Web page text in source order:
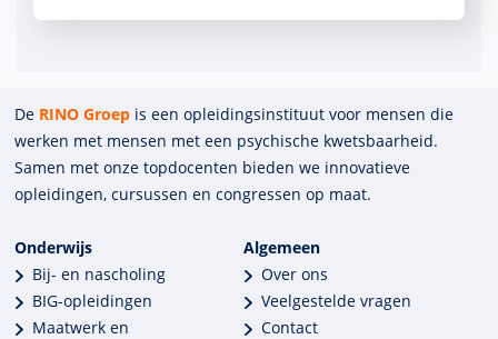
De RINO Groep is een opleidings­insti­tuut voor mensen die
werken met mensen met een psychische kwets­baar­heid.
Samen met onze top­docenten bieden we innova­tieve
opleidingen, cursussen en congres­sen op maat.
Onderwijs
Bij- en nascholing
BIG-opleidingen
Maatwerk en
Algemeen
Over ons
Veelgestelde vragen
Contact